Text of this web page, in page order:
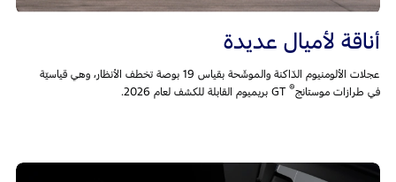
أناقة لأميال عديدة
عجلات الألومنيوم الدّاكنة والموشّحة بقياس 19 بوصة تخطف الأنظار، وهي قياسيّة
في طرازات موستانج®GT بريميوم القابلة للكشف لعام 2026.